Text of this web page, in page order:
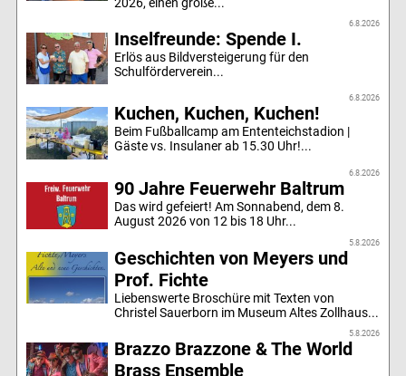
6.8.2026
Inselfreunde: Spende I.
Erlös aus Bildversteigerung für den
Schulförderverein...
6.8.2026
Kuchen, Kuchen, Kuchen!
Beim Fußballcamp am Ententeichstadion |
Gäste vs. Insulaner ab 15.30 Uhr!...
6.8.2026
90 Jahre Feuerwehr Baltrum
Das wird gefeiert! Am Sonnabend, dem 8.
August 2026 von 12 bis 18 Uhr...
5.8.2026
Geschichten von Meyers und
Prof. Fichte
Liebenswerte Broschüre mit Texten von
Christel Sauerborn im Museum Altes Zollhaus...
5.8.2026
Brazzo Brazzone & The World
Brass Ensemble